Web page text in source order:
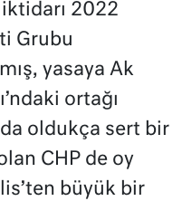
2022
Grubu
yasaya Ak
ortağı
oldukça sert bir
CHP de oy
büyük bir